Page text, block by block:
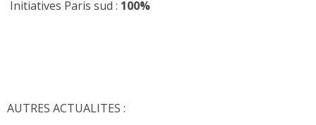
Initiatives Paris sud : 100%
AUTRES ACTUALITES :